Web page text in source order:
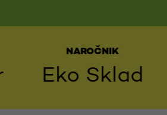
NAROČNIK
Eko Sklad